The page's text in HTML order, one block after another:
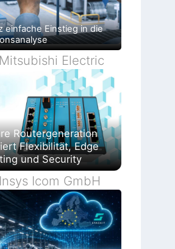
einfache Einstieg in die
Electric
Routergeneration
Flexibilität, Edge
und Security
Icom GmbH